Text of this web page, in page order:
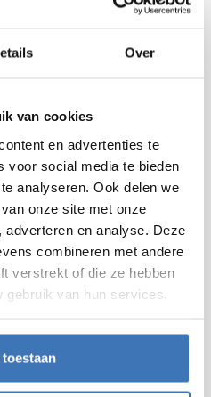
Over
van cookies
en advertenties te
voor social media te bieden
analyseren. Ook delen we
onze site met onze
en analyse. Deze
combineren met andere
verstrekt of die ze hebben
van hun services.
bij ons terecht. Zo
woningcomplexen,
onze 4 vestigingen
(en onze offerte 😉)?
ons contactformulier